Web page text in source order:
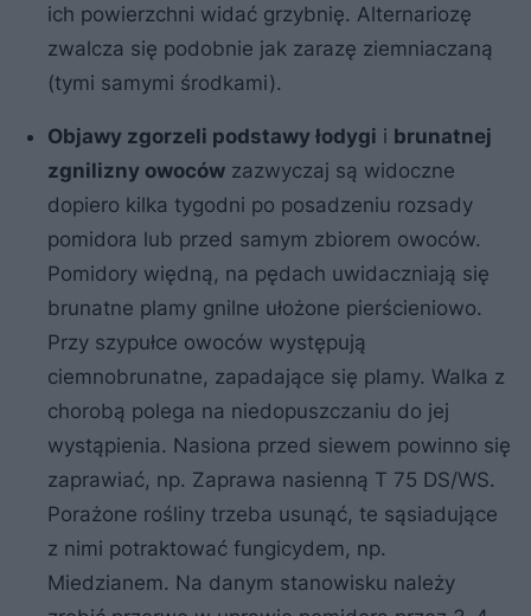
ich powierzchni widać grzybnię. Alternariozę
zwalcza się podobnie jak zarazę ziemniaczaną
(tymi samymi środkami).
Objawy zgorzeli podstawy łodygi i brunatnej
zgnilizny owoców zazwyczaj są widoczne
dopiero kilka tygodni po posadzeniu rozsady
pomidora lub przed samym zbiorem owoców.
Pomidory więdną, na pędach uwidaczniają się
brunatne plamy gnilne ułożone pierścieniowo.
Przy szypułce owoców występują
ciemnobrunatne, zapadające się plamy. Walka z
chorobą polega na niedopuszczaniu do jej
wystąpienia. Nasiona przed siewem powinno się
zaprawiać, np. Zaprawa nasienną T 75 DS/WS.
Porażone rośliny trzeba usunąć, te sąsiadujące
z nimi potraktować fungicydem, np.
Miedzianem. Na danym stanowisku należy